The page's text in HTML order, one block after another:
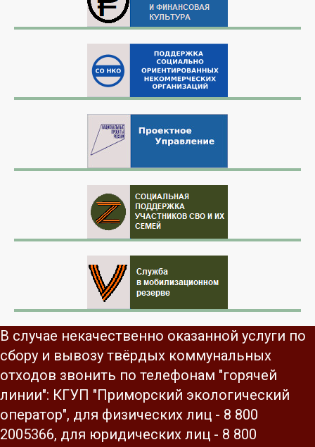
В случае некачественно оказанной услуги по
сбору и вывозу твёрдых коммунальных
отходов звонить по телефонам "горячей
линии": КГУП "Приморский экологический
оператор", для физических лиц - 8 800
2005366, для юридических лиц - 8 800